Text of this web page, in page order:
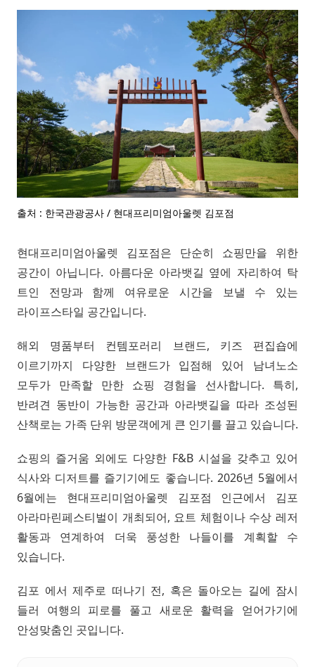
출처 : 한국관광공사 / 현대프리미엄아울렛 김포점
현대프리미엄아울렛 김포점은 단순히 쇼핑만을 위한
공간이 아닙니다. 아름다운 아라뱃길 옆에 자리하여 탁
트인 전망과 함께 여유로운 시간을 보낼 수 있는
라이프스타일 공간입니다.
해외 명품부터 컨템포러리 브랜드, 키즈 편집숍에
이르기까지 다양한 브랜드가 입점해 있어 남녀노소
모두가 만족할 만한 쇼핑 경험을 선사합니다. 특히,
반려견 동반이 가능한 공간과 아라뱃길을 따라 조성된
산책로는 가족 단위 방문객에게 큰 인기를 끌고 있습니다.
쇼핑의 즐거움 외에도 다양한 F&B 시설을 갖추고 있어
식사와 디저트를 즐기기에도 좋습니다. 2026년 5월에서
6월에는 현대프리미엄아울렛 김포점 인근에서 김포
아라마린페스티벌이 개최되어, 요트 체험이나 수상 레저
활동과 연계하여 더욱 풍성한 나들이를 계획할 수
있습니다.
김포 에서 제주로 떠나기 전, 혹은 돌아오는 길에 잠시
들러 여행의 피로를 풀고 새로운 활력을 얻어가기에
안성맞춤인 곳입니다.